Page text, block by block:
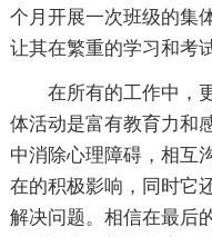
个月开展一次班级的集
让其在繁重的学习和考
在所有的工作中，
体活动是富有教育力和
中消除心理障碍，相互
在的积极影响，同时它
解决问题。相信在最后